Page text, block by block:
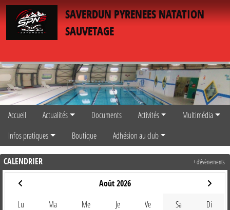
SAVERDUN PYRENEES NATATION
SAUVETAGE
Accueil Actualités Documents Activités
Multimédia
Infos pratiques
Boutique Adhésion au club
CALENDRIER
Août 2026
Lu Ma Me Je Ve Sa Di
+ d'évènements
Panneau de gestion des cookies